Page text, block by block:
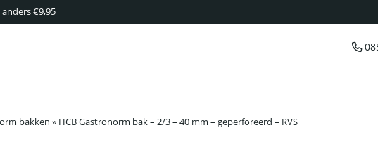
€9,95
bakken » HCB Gastronorm bak – 2/3 – 40 mm – geperforeerd – RVS